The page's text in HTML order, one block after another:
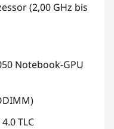
(2,00 GHz bis
Notebook-GPU
TLC